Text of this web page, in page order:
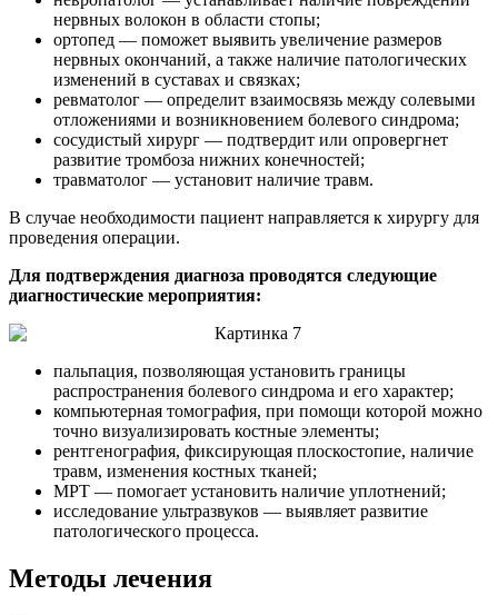
нервных волокон в области стопы;
ортопед — поможет выявить увеличение размеров
нервных окончаний, а также наличие патологических
изменений в суставах и связках;
ревматолог — определит взаимосвязь между солевыми
отложениями и возникновением болевого синдрома;
сосудистый хирург — подтвердит или опровергнет
развитие тромбоза нижних конечностей;
травматолог — установит наличие травм.
В случае необходимости пациент направляется к хирургу для
проведения операции.
Для подтверждения диагноза проводятся следующие
диагностические мероприятия:
пальпация, позволяющая установить границы
распространения болевого синдрома и его характер;
компьютерная томография, при помощи которой можно
точно визуализировать костные элементы;
рентгенография, фиксирующая плоскостопие, наличие
травм, изменения костных тканей;
МРТ — помогает установить наличие уплотнений;
исследование ультразвуков — выявляет развитие
патологического процесса.
Методы лечения